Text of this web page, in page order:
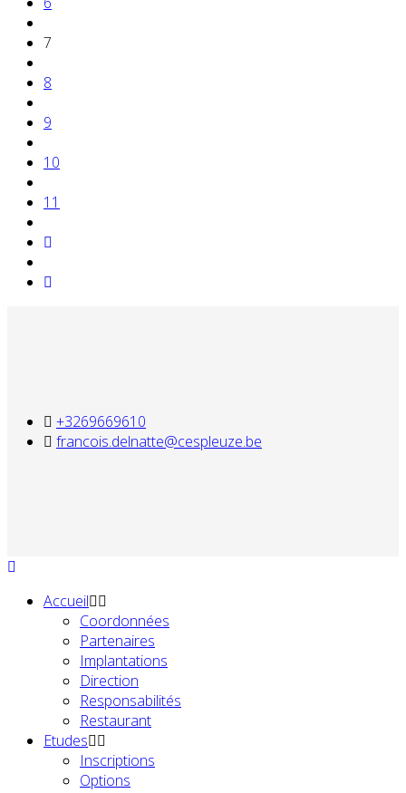
7
8
9
10
11
+3269669610
francois.delnatte@cespleuze.be
Accueil
Coordonnées
Partenaires
Implantations
Direction
Responsabilités
Restaurant
Etudes
Inscriptions
Options